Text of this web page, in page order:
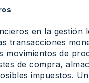
en la gestión
transacciones
movimientos de
de compra,
impuestos.